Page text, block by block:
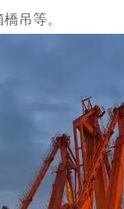
等。